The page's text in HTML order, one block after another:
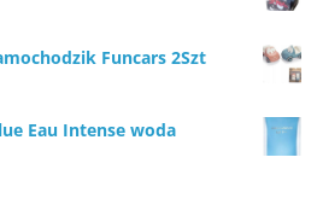
Funcars 2Szt
Eau Intense woda